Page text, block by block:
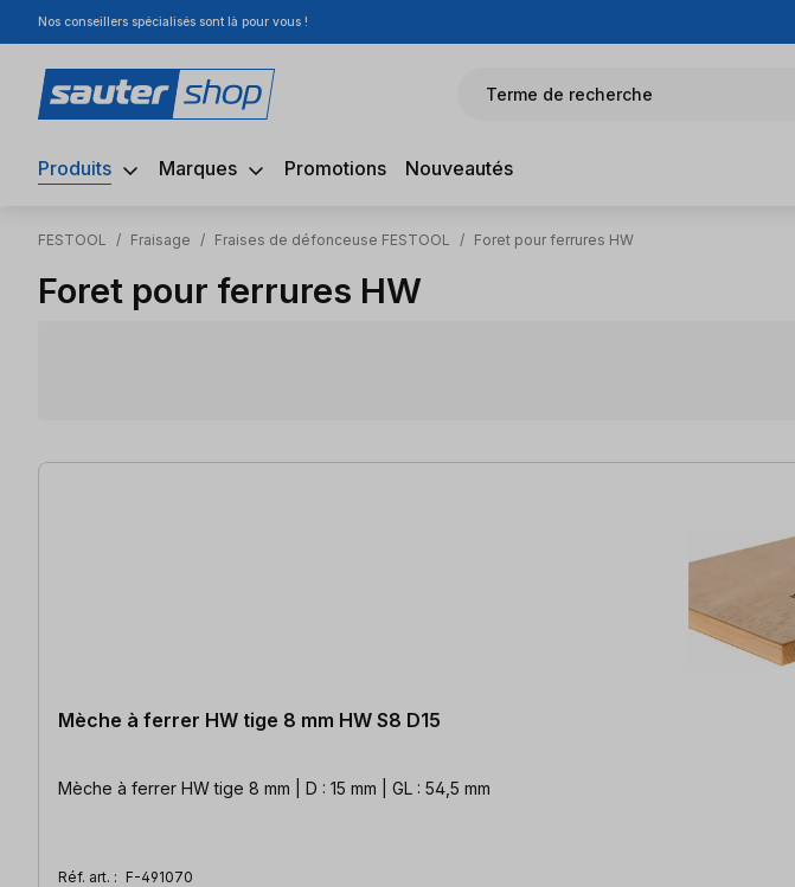
au contenu principal
Passer à la recherche
Passer à la navigation principale
Nos conseillers spécialisés sont là pour vous !
Terme de recherche
Produits Marques Promotions Nouveautés
FESTOOL / Fraisage / Fraises de défonceuse FESTOOL / Foret pour ferrures HW
Foret pour ferrures HW
2 articles trouvés
Mèche à ferrer HW tige 8 mm HW S8 D15
Mèche à ferrer HW tige 8 mm | D : 15 mm | GL : 54,5 mm
Réf. art. : F-491070